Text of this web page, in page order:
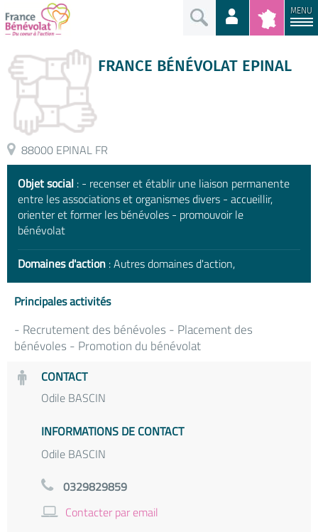
MENU
FRANCE BÉNÉVOLAT EPINAL
88000 EPINAL FR
Objet social : - recenser et établir une liaison permanente
entre les associations et organismes divers - accueillir,
orienter et former les bénévoles - promouvoir le
bénévolat
Domaines d'action : Autres domaines d'action,
Principales activités
- Recrutement des bénévoles - Placement des
bénévoles - Promotion du bénévolat
CONTACT
Odile BASCIN
INFORMATIONS DE CONTACT
Odile BASCIN
0329829859
Contacter par email